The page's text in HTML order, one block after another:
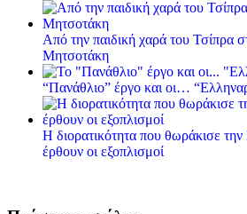
Από την παιδική χαρά του Τσίπρα
Μητσοτάκη
“Πανάθλιο” έργο και οι…
Η διορατικότητα που θωράκισε
έρθουν οι εξοπλισμοί